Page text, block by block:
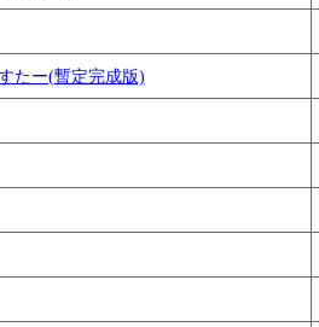
たー(暫定完成版)